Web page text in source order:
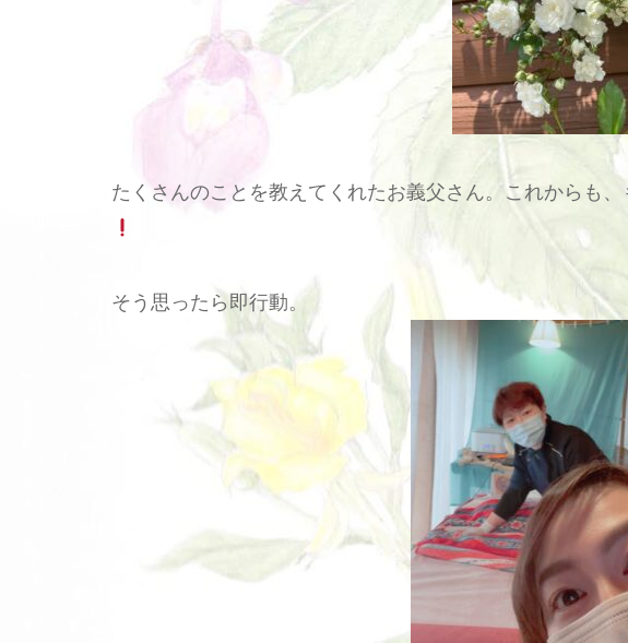
たくさんのことを教えてくれたお義父さん。これからも
そう思ったら即行動。